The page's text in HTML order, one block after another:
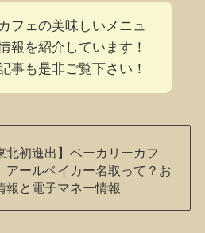
フェの美味しいメニュ
報を紹介しています！
事も是非ご覧下さい！
北初進出】ベーカリーカフ
ールベイカー名取って？お
報と電子マネー情報